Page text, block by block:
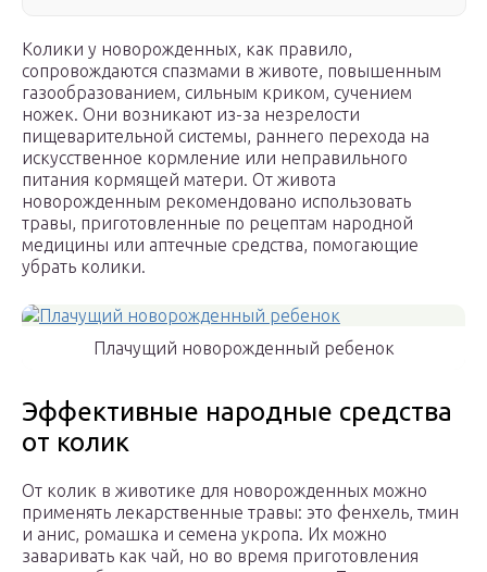
Колики у новорожденных, как правило,
сопровождаются спазмами в животе, повышенным
газообразованием, сильным криком, сучением
ножек. Они возникают из-за незрелости
пищеварительной системы, раннего перехода на
искусственное кормление или неправильного
питания кормящей матери. От живота
новорожденным рекомендовано использовать
травы, приготовленные по рецептам народной
медицины или аптечные средства, помогающие
убрать колики.
Плачущий новорожденный ребенок
Эффективные народные средства
от колик
От колик в животике для новорожденных можно
применять лекарственные травы: это фенхель, тмин
и анис, ромашка и семена укропа. Их можно
заваривать как чай, но во время приготовления